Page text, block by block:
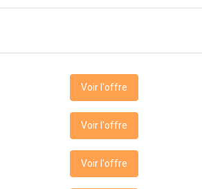
Voir l'offre
Voir l'offre
Voir l'offre